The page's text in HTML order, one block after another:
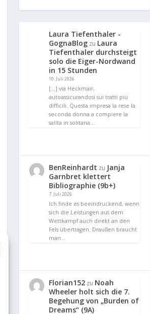
Laura Tiefenthaler -
GognaBlog zu Laura
Tiefenthaler durchsteigt
solo die Eiger-Nordwand
in 15 Stunden
10. Juli 2026
[…] via Heckmair,
autoassicurandosi sui tratti più
difficili. Questa impresa la rese la
seconda donna a compiere la
salita in solitaria…
BenReinhardt zu Janja
Garnbret klettert
Bibliographie (9b+)
7. Juli 2026
Ich finde es beeindruckend, wenn
sich die Leistungen aus dem
Wettkampf auch direkt an den
Fels übertragen. Draußen braucht
man…
Florian152 zu Noah
Wheeler holt sich die 7.
Begehung von „Burden of
Dreams“ (9A)